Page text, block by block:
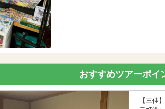
おすすめツアーポイ
【三佳】